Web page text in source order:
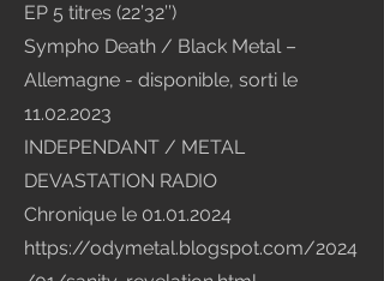
EP 5 titres (22’32’’)
Sympho Death / Black Metal –
Allemagne - disponible, sorti le
11.02.2023
INDEPENDANT / METAL
DEVASTATION RADIO
Chronique le 01.01.2024
https://odymetal.blogspot.com/2024